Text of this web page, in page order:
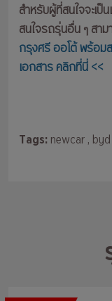
สำหรับผู้ที่สนใจจะเป็
สนใจรถรุ่นอื่น ๆ สาม
กรุงศรี ออโต้ พร้อม
เอกสาร คลิกที่นี่ <<
Tags: newcar, byd